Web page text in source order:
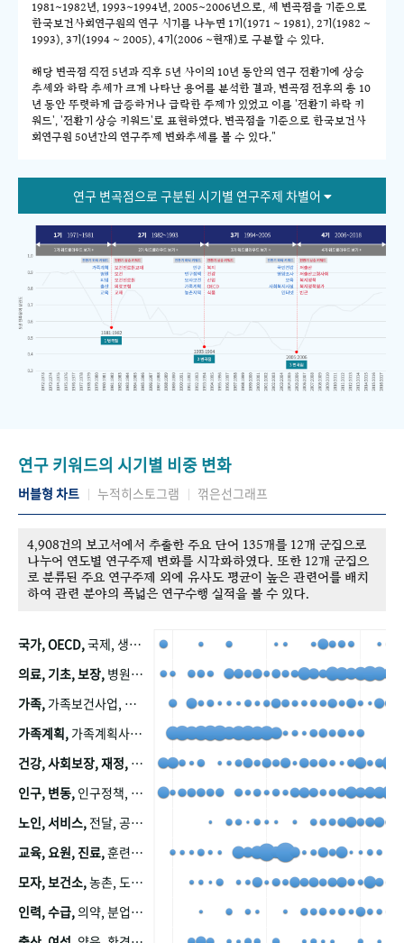
1981~1982년, 1993~1994년, 2005~2006년으로, 세 변곡점을 기준으로
한국보건사회연구원의 연구 시기를 나누면 1기(1971 ~ 1981), 2기(1982 ~
1993), 3기(1994 ~ 2005), 4기(2006 ~현재)로 구분할 수 있다.
해당 변곡점 직전 5년과 직후 5년 사이의 10년 동안의 연구 전환기에 상승
추세와 하락 추세가 크게 나타난 용어를 분석한 결과, 변곡점 전후의 총 10
년 동안 뚜렷하게 급증하거나 급락한 주제가 있었고 이를 '전환기 하락 키
워드', '전환기 상승 키워드'로 표현하였다. 변곡점을 기준으로 한국보건사
회연구원 50년간의 연구주제 변화추세를 볼 수 있다."
연구 변곡점으로 구분된 시기별 연구주제 차별어
연구 키워드의 시기별 비중 변화
버블형 차트 누적히스토그램 꺾은선그래프
4,908건의 보고서에서 추출한 주요 단어 135개를 12개 군집으로
나누어 연도별 연구주제 변화를 시각화하였다. 또한 12개 군집으
로 분류된 주요 연구주제 외에 유사도 평균이 높은 관련어를 배치
하여 관련 분야의 폭넓은 연구수행 실적을 볼 수 있다.
국가, OECD,국제, 생산, 아시아, 태평양, 태평양지역, 참가
의료, 기초, 보장, 병원, 가정, 연금, 연계, 공적, 일본, 생활, 국민기초생활보장제도, 국민연금, 기금, 저소득층, 근로, 자활, 급여, 환자, 의료비, 모니터링, 한국복지패널, 소득, 지표, 빈곤, 노후, 장애인
가족, 가족보건사업, 산업, 친화, 전국, 출산력
가족계획, 가족계획사업, 가족계획사업평가, 한국가족계획사업, 피임, 보급, 부인, 자궁, 피임약
건강, 사회보장, 재정,
인구, 변동, 인구정책, 저출산, 고령사회, 고령화, 이동, 남북한, 지방자치단체, 컨설팅, 복지정책평가, 집, 사회개발
노인, 서비스, 전달, 공공, 보육, 수요, 공급, 사회서비스, 데이터, 보호, 요양, 아동, 예방, 청소년, 효율, 자원
교육, 요원, 진료,훈련, 보건요원, 마을, 마을건강사업, 보조원, 진료원, 보건진료원, 보건진료원교재
모자, 보건소,농촌, 도시, 금연, 농촌지역, 모자보건사업
인력, 수급,의약, 분업, 식품, 의약품, 의사, 안전